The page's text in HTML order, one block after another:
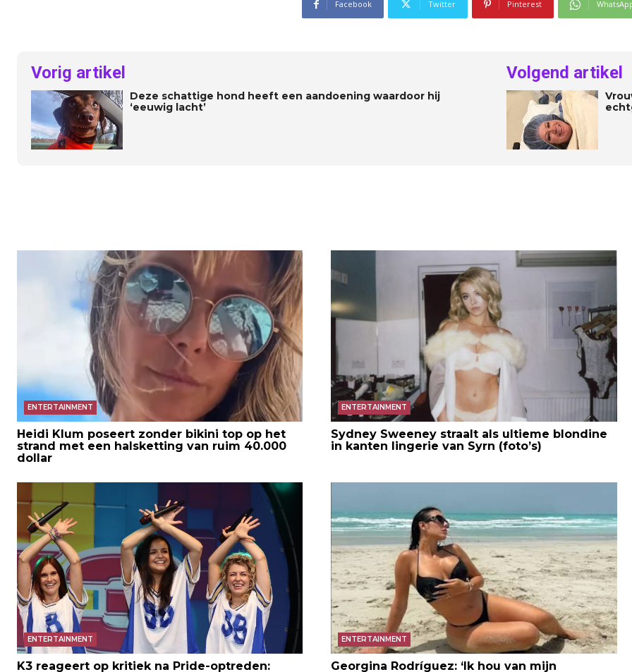
Facebook Twitter Pinterest
Vorig artikel
Deze schattige hond heeft een aandoening waardoor hij
‘eeuwig lacht’
Volgend artikel
ENTERTAINMENT
Heidi Klum poseert zonder bikini top op het
strand met een halsketting van ruim 40.000
dollar
ENTERTAINMENT
Sydney Sweeney straalt als ultieme blondine
in kanten lingerie van Syrn (foto’s)
ENTERTAINMENT
K3 reageert op kritiek na Pride-optreden:
ENTERTAINMENT
Georgina Rodríguez: ‘Ik hou van mijn